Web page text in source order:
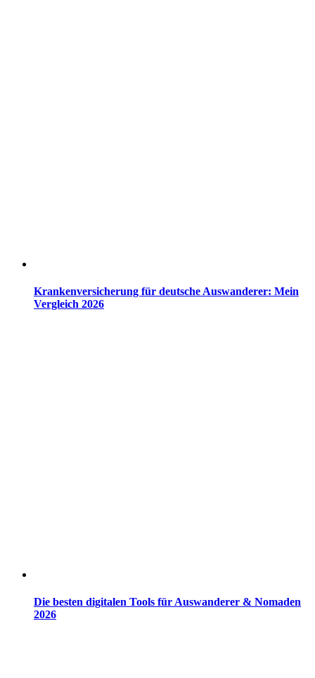
Krankenversicherung für deutsche Auswanderer: Mein
Vergleich 2026
Die besten digitalen Tools für Auswanderer & Nomaden
2026